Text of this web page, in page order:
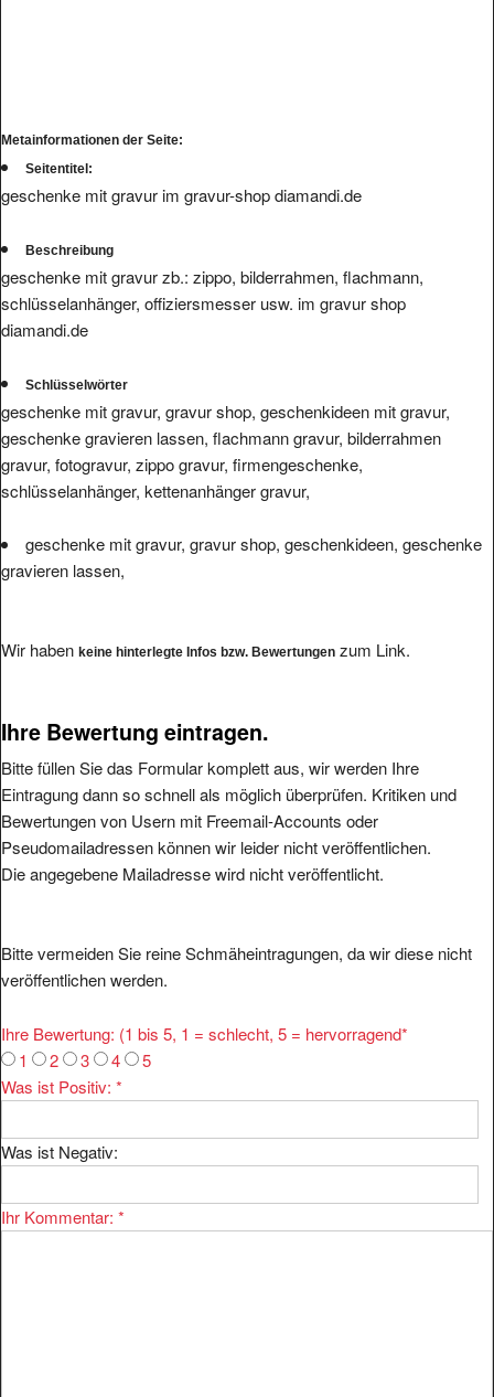
Metainformationen der Seite:
Seitentitel:
geschenke mit gravur im gravur-shop diamandi.de
Beschreibung
geschenke mit gravur zb.: zippo, bilderrahmen, flachmann,
schlüsselanhänger, offiziersmesser usw. im gravur shop
diamandi.de
Schlüsselwörter
geschenke mit gravur, gravur shop, geschenkideen mit gravur,
geschenke gravieren lassen, flachmann gravur, bilderrahmen
gravur, fotogravur, zippo gravur, firmengeschenke,
schlüsselanhänger, kettenanhänger gravur,
geschenke mit gravur, gravur shop, geschenkideen, geschenke
gravieren lassen,
Wir haben keine hinterlegte Infos bzw. Bewertungen zum Link.
Ihre Bewertung eintragen.
Bitte füllen Sie das Formular komplett aus, wir werden Ihre
Eintragung dann so schnell als möglich überprüfen. Kritiken und
Bewertungen von Usern mit Freemail-Accounts oder
Pseudomailadressen können wir leider nicht veröffentlichen.
Die angegebene Mailadresse wird nicht veröffentlicht.
Bitte vermeiden Sie reine Schmäheintragungen, da wir diese nicht
veröffentlichen werden.
Ihre Bewertung: (1 bis 5, 1 = schlecht, 5 = hervorragend*
1
2 3 4
5
Was ist Positiv: *
Was ist Negativ:
Ihr Kommentar: *